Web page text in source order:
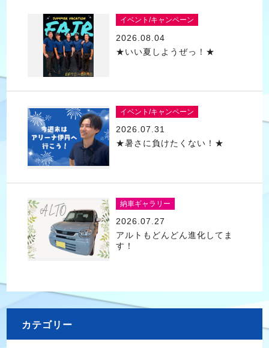
イベント/キャンペーン
2026.08.04
★いい夏しようぜっ！★
イベント/キャンペーン
2026.07.31
★暑さに負けたくない！★
納車ギャラリー
2026.07.27
アルトもどんどん進化してま
す！
カテゴリー